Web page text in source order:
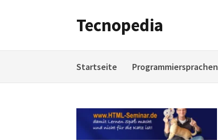
Tecnopedia
Startseite Programmiersprachen